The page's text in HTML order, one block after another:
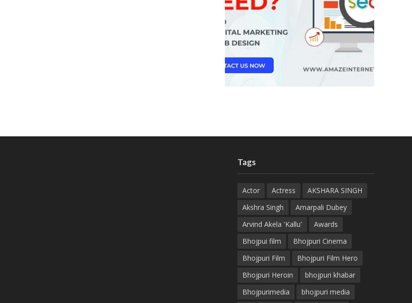
Tags
Actor Actress
AKSHARA SINGH
Akshra Singh
Amarpali Dubey
Arvind Akela 'Kallu'
Awards
Bhojpui film
Bhojpuri Cinema
Bhojpuri Film
Bhojpuri Film Hero
Bhojpuri Heroin
bhojpuri khabar
Bhojpurimedia
bhojpuri media